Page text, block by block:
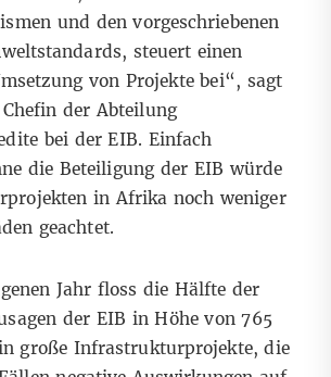
und den vorgeschriebenen
steuert einen
von Projekte bei“, sagt
der Abteilung
bei der EIB. Einfach
die Beteiligung der EIB würde
in Afrika noch weniger
geachtet.
Jahr floss die Hälfte der
der EIB in Höhe von 765
große Infrastrukturprojekte, die